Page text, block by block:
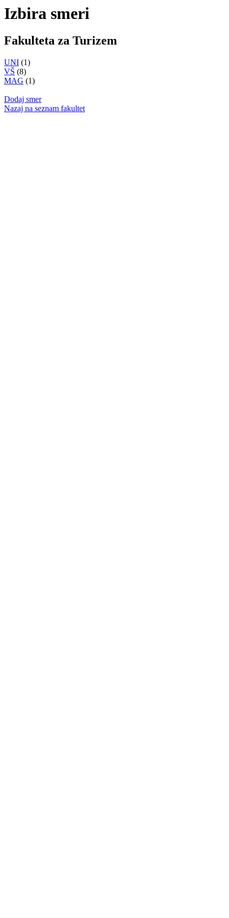
Izbira smeri
Fakulteta za Turizem
UNI (1)
VŠ (8)
MAG (1)
Dodaj smer
Nazaj na seznam fakultet